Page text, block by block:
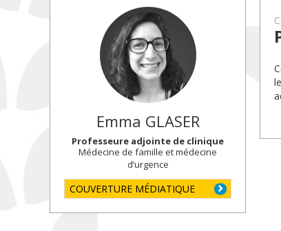
Emma GLASER
Professeure adjointe de clinique
Médecine de famille et médecine
d’urgence
COUVERTURE MÉDIATIQUE